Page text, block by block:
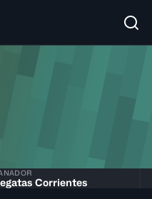
Corrientes